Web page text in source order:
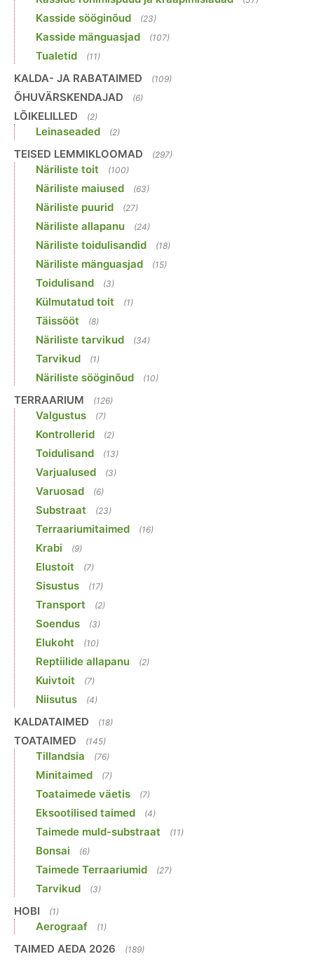
Kasside sööginõud (23)
Kasside mänguasjad (107)
Tualetid (11)
KALDA- JA RABATAIMED (109)
ÕHUVÄRSKENDAJAD (6)
LÕIKELILLED (2)
Leinaseaded (2)
TEISED LEMMIKLOOMAD (297)
Näriliste toit (100)
Näriliste maiused (63)
Näriliste puurid (27)
Näriliste allapanu (24)
Näriliste toidulisandid (18)
Näriliste mänguasjad (15)
Toidulisand (3)
Külmutatud toit (1)
Täissööt (8)
Näriliste tarvikud (34)
Tarvikud (1)
Näriliste sööginõud (10)
TERRAARIUM (126)
Valgustus (7)
Kontrollerid (2)
Toidulisand (13)
Varjualused (3)
Varuosad (6)
Substraat (23)
Terraariumitaimed (16)
Krabi (9)
Elustoit (7)
Sisustus (17)
Transport (2)
Soendus (3)
Elukoht (10)
Reptiilide allapanu (2)
Kuivtoit (7)
Niisutus (4)
KALDATAIMED (18)
TOATAIMED (145)
Tillandsia (76)
Minitaimed (7)
Toataimede väetis (7)
Eksootilised taimed (4)
Taimede muld-substraat (11)
Bonsai (6)
Taimede Terraariumid (27)
Tarvikud (3)
HOBI (1)
Aerograaf (1)
TAIMED AEDA 2026 (189)